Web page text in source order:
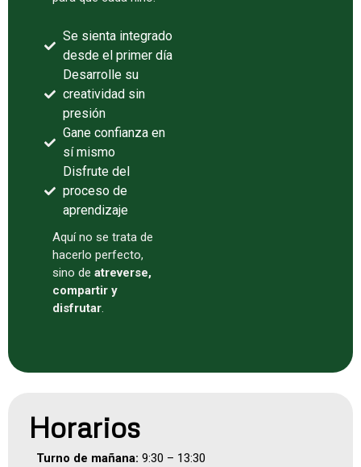
Se sienta integrado
desde el primer día
Desarrolle su
creatividad sin
presión
Gane confianza en
sí mismo
Disfrute del
proceso de
aprendizaje
Aquí no se trata de
hacerlo perfecto,
sino de atreverse,
compartir y
disfrutar.
Horarios
Turno de mañana: 9:30 – 13:30